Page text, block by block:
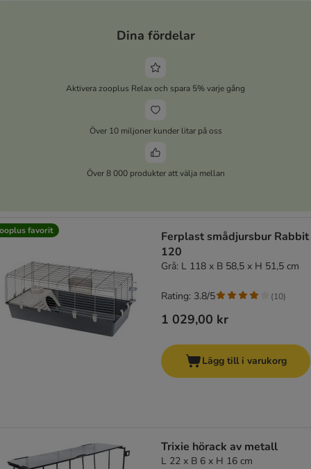
Dina fördelar
Aktivera zooplus Relax och spara 5% varje gång
Över 10 miljoner kunder litar på oss
Över 8 000 produkter att välja mellan
favorit
Ferplast smådjursbur Rabbit
120
Grå: L 118 x B 58,5 x H 51,5 cm
1 029,00 kr
Rating: 3.8/5 (10)
Lägg till i varukorg
Trixie hörack av metall
L 22 x B 6 x H 16 cm